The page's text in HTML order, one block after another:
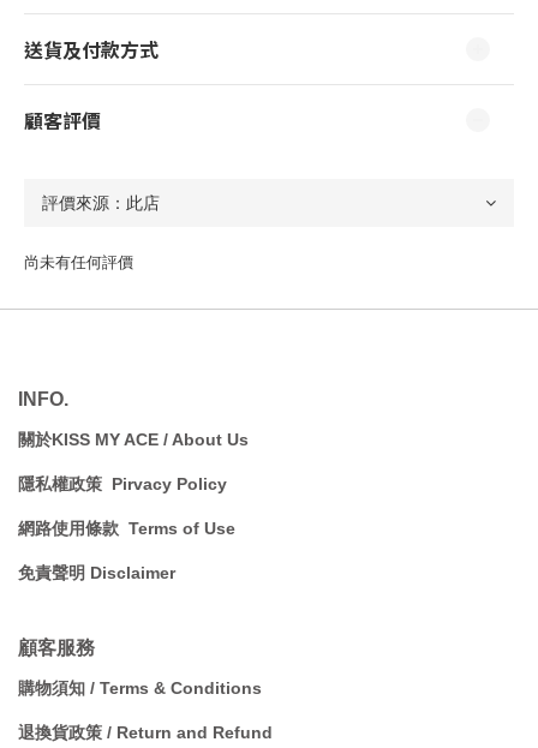
送貨及付款方式
顧客評價
尚未有任何評價
INFO.
關於KISS MY ACE / About Us
隱私權政策 Pirvacy Policy
網路使用條款 Terms of Use
免責聲明 Disclaimer
顧客服務
購物須知 / Terms & Conditions
退換貨政策 / Return and Refund